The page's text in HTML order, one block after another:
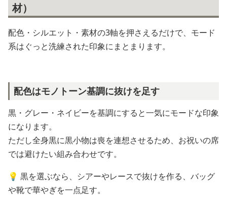
材）
配色・シルエット・素材の3軸を押さえるだけで、モード
系はぐっと洗練された印象にまとまります。
配色はモノトーン基調に抜けを足す
黒・グレー・ネイビーを基調にすると一気にモードな印象
になります。
ただし全身黒に黒小物は喪を連想させるため、お祝いの席
では避けたい組み合わせです。
💡 黒を選ぶなら、シアーやレースで抜けを作る、バッグ
や靴で華やぎを一点足す。